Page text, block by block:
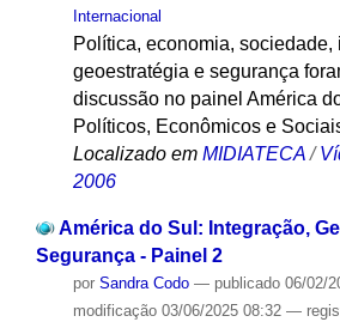
Internacional
Política, economia, sociedade,
geoestratégia e segurança
discussão no painel América
Políticos, Econômicos e
Localizado em MIDIATECA /
2006
América do Sul: Integração,
Segurança - Painel 2
por Sandra Codo — publicado06/02/
modificação03/06/2025 08:32 —